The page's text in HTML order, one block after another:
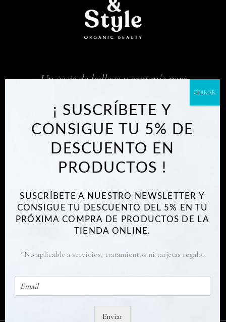
Este sitio web utiliza cookies propias y de
comportamiento de usuarios de manera
ACEPTAR
Un oasis de belleza y armonía para
conectar con la esencia natural que
llevas dentro
INFORMACIÓN LEGAL
Aviso Legal
Política de Privacidad
¡ SUSCRÍBETE Y
CONSIGUE TU 5% DE
DESCUENTO EN
PRODUCTOS !
SUSCRÍBETE A NUESTRO NEWSLETTER Y
CONSIGUE TU DESCUENTO DEL 5% EN TU
PRÓXIMA COMPRA DE PRODUCTOS DE LA
TIENDA ONLINE.
*No aplicable a servicios, tratamientos ni tarjetas regalo.
Enviar